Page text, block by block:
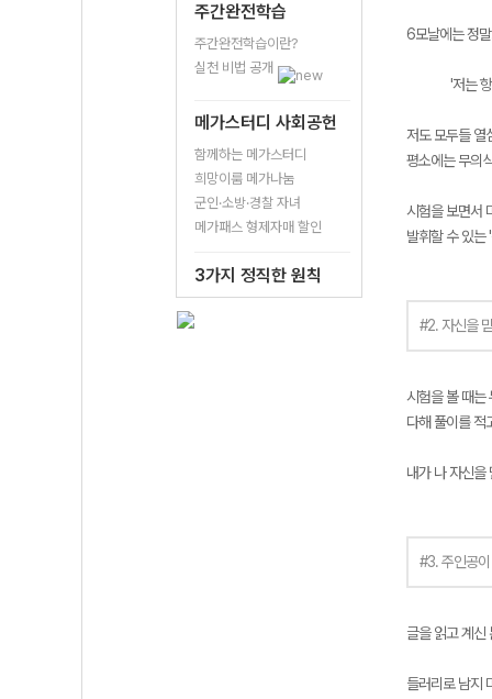
주간완전학습
주간완전학습이란?
실천 비법 공개
메가스터디 사회공헌
함께하는 메가스터디
희망이룸 메가나눔
군인·소방·경찰 자녀
메가패스 형제자매 할인
3가지 정직한 원칙
6모날에는 정
'저는
저도 모두들 열
평소에는 무의
시험을 보면서
발휘할 수 있는
#2. 자신을
시험을 볼 때는
다해 풀이를 적
내가 나 자신을
#3. 주인공
글을 읽고 계신
들러리로 남지